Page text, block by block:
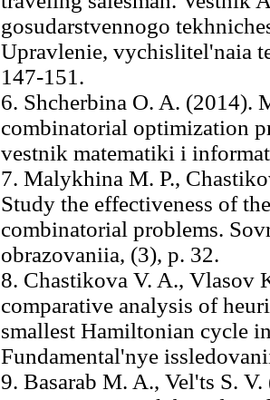
gosudarstvennogo
Upravlenie, vychislitel'naia
147-151.
6. Shcherbina O. A. (2014).
combinatorial optimization
vestnik matematiki i
7. Malykhina M. P.,
Study the effectiveness of
combinatorial problems.
obrazovaniia, (3), p. 32.
8. Chastikova V. A., Vlasov
comparative analysis of
smallest Hamiltonian cycle
Fundamental'nye
9. Basarab M. A., Vel'ts S.